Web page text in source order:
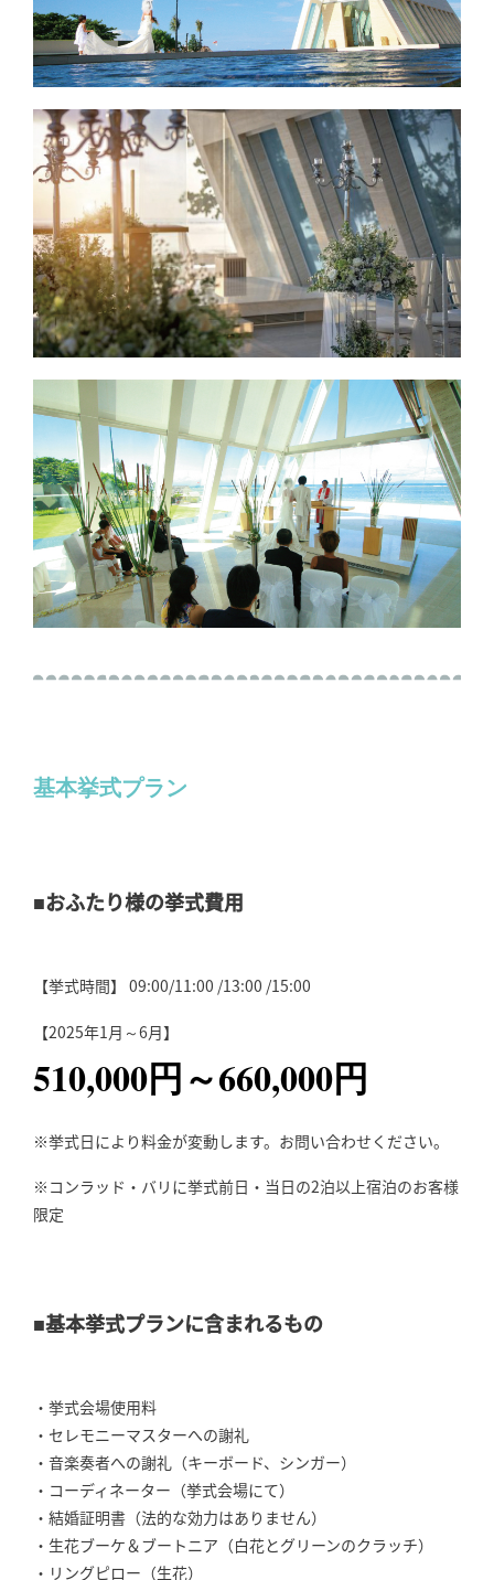
基本挙式プラン
■おふたり様の挙式費用
【挙式時間】 09:00/11:00 /13:00 /15:00
【2025年1月～6月】
510,000円～660,000円
※挙式日により料金が変動します。お問い合わせください。
※コンラッド・バリに挙式前日・当日の2泊以上宿泊のお客様
限定
■基本挙式プランに含まれるもの
・挙式会場使用料
・セレモニーマスターへの謝礼
・音楽奏者への謝礼（キーボード、シンガー）
・コーディネーター（挙式会場にて）
・結婚証明書（法的な効力はありません）
・生花ブーケ＆ブートニア（白花とグリーンのクラッチ）
・リングピロー（生花）